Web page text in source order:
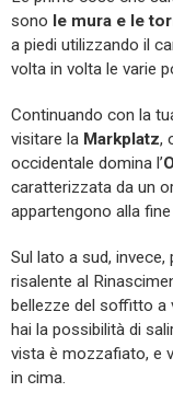
sono le mura e le
a piedi utilizzando il
volta in volta le varie
Continuando con la
visitare la Markplatz,
occidentale domina l’
caratterizzata da un
appartengono alla
Sul lato a sud,
risalente al
bellezze del soffitto a
hai la possibilità di
vista è mozzafiato, e
in cima.